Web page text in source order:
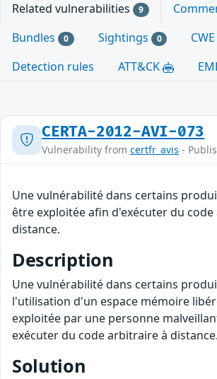
Related vulnerabilities 9
Bundles 0 Sightings 0
Detection rules
ATT&CK
CERTA-2012-AVI-073
Vulnerability from certfr_avis -
Une vulnérabilité dans certains
être exploitée afin d'exécuter du
distance.
Description
Une vulnérabilité dans certains
l'utilisation d'un espace mémoire
exploitée par une personne
exécuter du code arbitraire à distance.
Solution